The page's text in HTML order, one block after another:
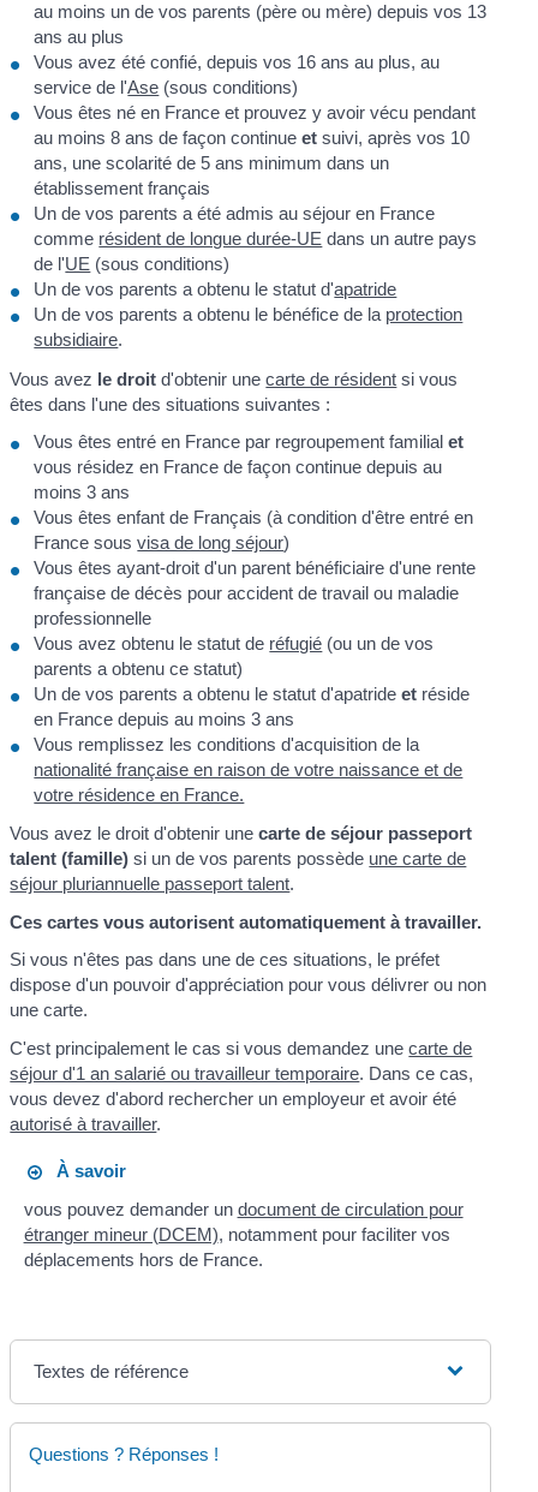
au moins un de vos parents (père ou mère) depuis vos 13
ans au plus
Vous avez été confié, depuis vos 16 ans au plus, au
service de l'Ase (sous conditions)
Vous êtes né en France et prouvez y avoir vécu pendant
au moins 8 ans de façon continueet suivi, après vos 10
ans, une scolarité de 5 ans minimum dans un
établissement français
Un de vos parents a été admis au séjour en France
comme résident de longue durée-UE dans un autre pays
de l'UE (sous conditions)
Un de vos parents a obtenu le statut d'apatride
Un de vos parents a obtenu le bénéfice de la protection
subsidiaire.
Vous avez le droit d'obtenir unecarte de résident si vous
êtes dans l'une des situations suivantes :
Vous êtes entré en France par regroupement familialet
vous résidez en France de façon continue depuis au
moins 3 ans
Vous êtes enfant de Français (à condition d'être entré en
France sousvisa de long séjour)
Vous êtes ayant-droit d'un parent bénéficiaire d'une rente
française de décès pour accident de travail ou maladie
professionnelle
Vous avez obtenu le statut de réfugié (ou un de vos
parents a obtenu ce statut)
Un de vos parents a obtenu le statut d'apatrideet réside
en France depuis au moins 3 ans
Vous remplissez les conditions d'acquisition de la
nationalité française en raison de votre naissance et de
votre résidence en France.
Vous avez le droit d'obtenir unecarte de séjour passeport
talent (famille) si un de vos parents possède une carte de
séjour pluriannuelle passeport talent.
Ces cartes vous autorisent automatiquement à travailler.
Si vous n'êtes pas dans une de ces situations, le préfet
dispose d'un pouvoir d'appréciation pour vous délivrer ou non
une carte.
C'est principalement le cas si vous demandez unecarte de
séjour d'1 an salarié ou travailleur temporaire. Dans ce cas,
vous devez d'abord rechercher un employeur et avoir été
autorisé à travailler.
À savoir
vous pouvez demander un document de circulation pour
étranger mineur (DCEM), notamment pour faciliter vos
déplacements hors de France.
Textes de référence
Questions ? Réponses !